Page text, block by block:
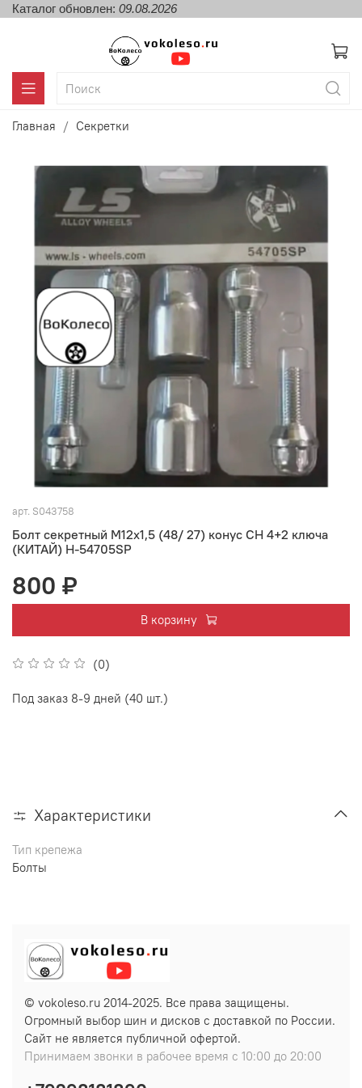
Каталог обновлен: 09.08.2026
Главная Секретки
арт. S043758
Болт секретный M12x1,5 (48/ 27) конус CH 4+2 ключа
(КИТАЙ) H-54705SP
(0)
800 ₽
В корзину
Под заказ 8-9 дней (40 шт.)
Характеристики
Тип крепежа
Болты
© vokoleso.ru 2014-2025. Все права защищены.
Огромный выбор шин и дисков с доставкой по России.
Сайт не является публичной офертой.
Принимаем звонки в рабочее время с 10:00 до 20:00